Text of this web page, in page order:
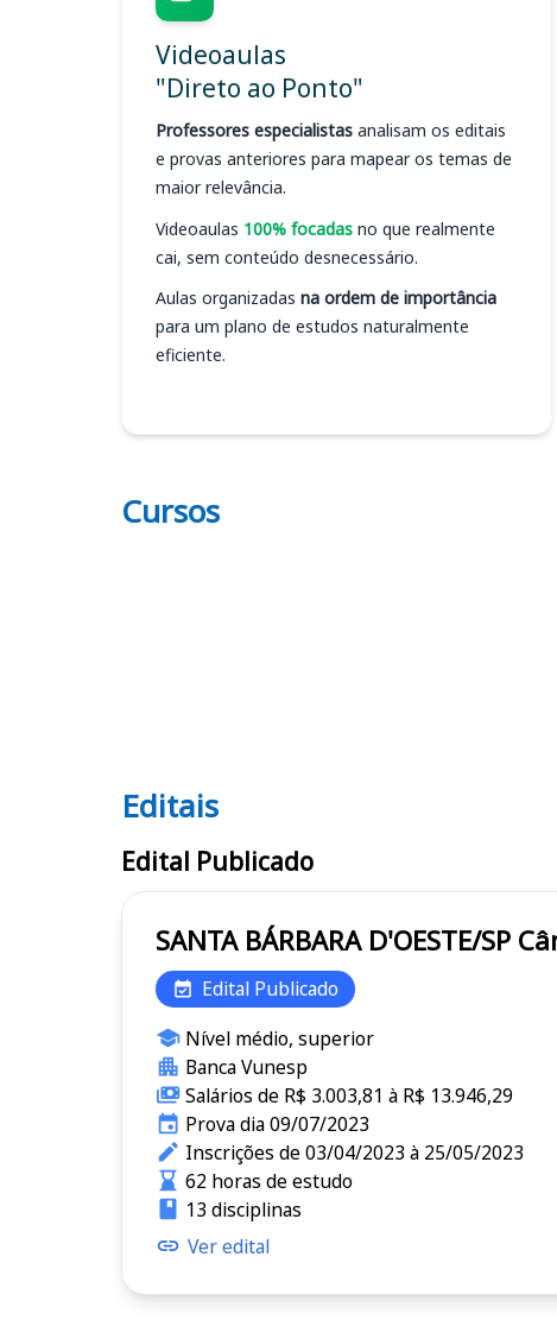
Videoaulas
"Direto ao Ponto"
Professores especialistas analisam os editais
e provas anteriores para mapear os temas de
maior relevância.
Videoaulas 100% focadas no que realmente
cai, sem conteúdo desnecessário.
Aulas organizadas na ordem de importância
para um plano de estudos naturalmente
eficiente.
Cursos
Editais
Editais
Edital Publicado
Edital Publicado
Nível médio, superior
Banca Vunesp
Salários de R$ 3.003,81 à R$ 13.946,29
Prova dia 09/07/2023
Inscrições de 03/04/2023 à 25/05/2023
62 horas de estudo
13 disciplinas
Ver edital